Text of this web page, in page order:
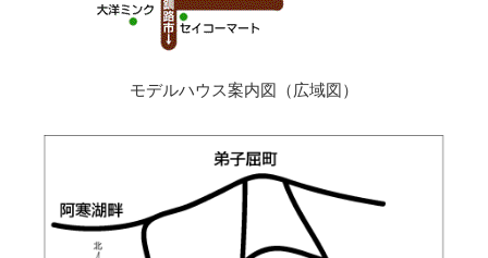
モデルハウス案内図（広域図）